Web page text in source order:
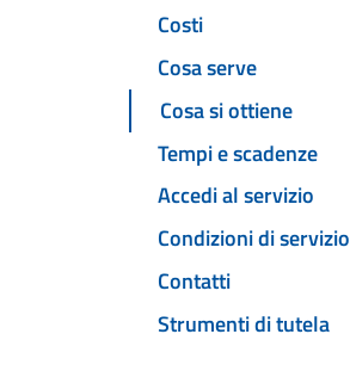
Costi
Cosa serve
Cosa si ottiene
Tempi e scadenze
Accedi al servizio
Condizioni di servizio
Contatti
Strumenti di tutela